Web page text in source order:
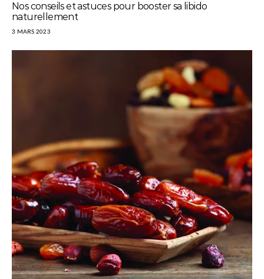
Nos conseils et astuces pour booster sa libido
naturellement
3 MARS 2023